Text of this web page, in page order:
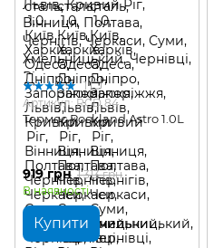
1
Артикул: RCD 84
Термос Rockland Astro 1.0L
919 грн 1 313 грн
В наявності
Купити